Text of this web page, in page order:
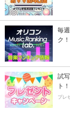
毎
ク！
試
ト！
プレ